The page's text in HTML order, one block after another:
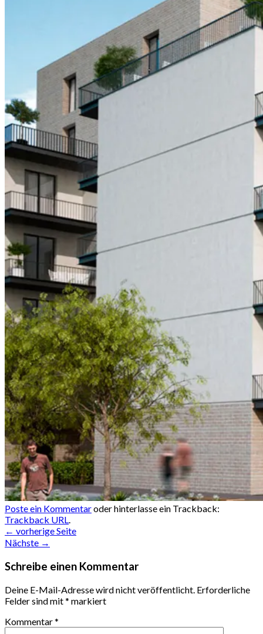
Poste ein Kommentaroder hinterlasse ein Trackback:
Trackback URL.
← vorherige Seite
Nächste →
Schreibe einen Kommentar
Deine E-Mail-Adresse wird nicht veröffentlicht. Erforderliche
Felder sind mit* markiert
Kommentar*